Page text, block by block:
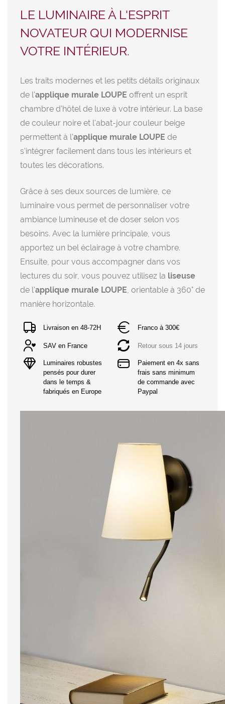
LE LUMINAIRE À L'ESPRIT
NOVATEUR QUI MODERNISE
VOTRE INTÉRIEUR.
Les traits modernes et les petits détails originaux
de l'applique murale LOUPE offrent un esprit
chambre d'hôtel de luxe à votre intérieur. La base
de couleur noire et l'abat-jour couleur beige
permettent à l'applique murale LOUPE de
s'intégrer facilement dans tous les intérieurs et
toutes les décorations.
Grâce à ses deux sources de lumière, ce
luminaire vous permet de personnaliser votre
ambiance lumineuse et de doser selon vos
besoins. Avec la lumière principale, vous
apportez un bel éclairage à votre chambre.
Ensuite, pour vous accompagner dans vos
lectures du soir, vous pouvez utilisez la liseuse
de l'applique murale LOUPE, orientable à 360° de
manière horizontale.
Livraison en 48-72H Franco à 300€
SAV en France Retour sous 14 jours
Luminaires robustes
pensés pour durer
dans le temps &
fabriqués en Europe
Paiement en 4x sans
frais sans minimum
de commande avec
Paypal